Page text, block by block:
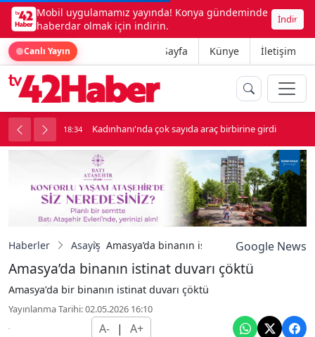
Mobil uygulamamız yayında! Konya gündeminde
haberdar olmak için indirin.
İndir
Canlı Yayın Ana Sayfa Künye İletişim
soygun 18:34 Kadınhanı'nda çok sayıda araç birbirine girdi
Haberler Asayiş Amasya’da binanın istinat duvarı çöktü
Google News
Amasya’da binanın istinat duvarı çöktü
Amasya’da bir binanın istinat duvarı çöktü
Yayınlanma Tarihi: 02.05.2026 16:10
A- | A+